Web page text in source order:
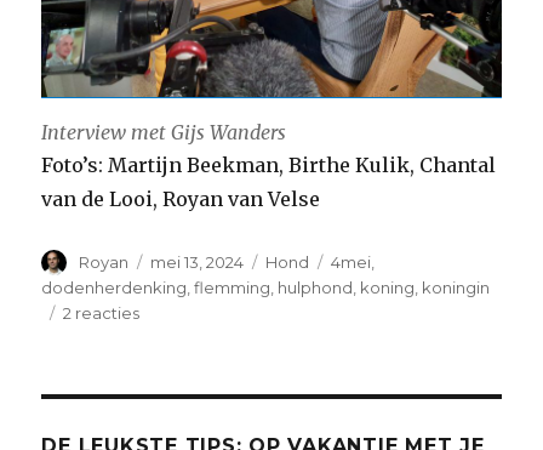
Interview met Gijs Wanders
Foto’s: Martijn Beekman, Birthe Kulik, Chantal
van de Looi, Royan van Velse
Auteur
Royan
Geplaatst
op
mei 13, 2024 Categorieën
Hond Tags
4mei
dodenherdenking ,flemming hulphond koning koningin
2 reactiesop
Pet